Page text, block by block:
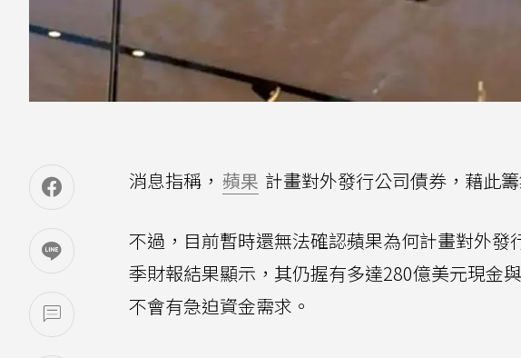
消息指稱， 蘋果 計畫對外發行公司債券，藉此
不過，目前暫時還無法確認蘋果為何計畫對外
季財報結果顯示，其仍握有多達280億美元現金
不會有急迫資金需求。